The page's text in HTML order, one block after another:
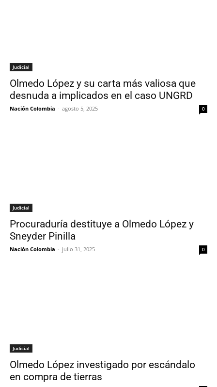
Judicial
Olmedo López y su carta más valiosa que
desnuda a implicados en el caso UNGRD
Nación Colombia - agosto 5, 2025 0
Judicial
Procuraduría destituye a Olmedo López y
Sneyder Pinilla
Nación Colombia - julio 31, 2025 0
Judicial
Olmedo López investigado por escándalo
en compra de tierras